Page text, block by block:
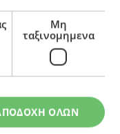
αποσπάσεων
Μη
ταξινομημενα
ΟΛΩΝ